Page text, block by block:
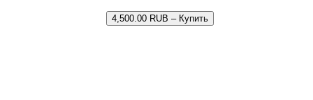
4,500.00 RUB – Купить